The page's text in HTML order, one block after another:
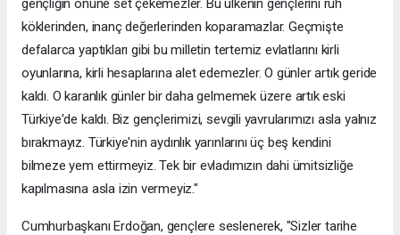
gençliğin önüne set çekemezler. Bu ülkenin gençlerini ruh
köklerinden, inanç değerlerinden koparamazlar. Geçmişte
defalarca yaptıkları gibi bu milletin tertemiz evlatlarını kirli
oyunlarına, kirli hesaplarına alet edemezler. O günler artık geride
kaldı. O karanlık günler bir daha gelmemek üzere artık eski
Türkiye'de kaldı. Biz gençlerimizi, sevgili yavrularımızı asla yalnız
bırakmayız. Türkiye'nin aydınlık yarınlarını üç beş kendini
bilmeze yem ettirmeyiz. Tek bir evladımızın dahi ümitsizliğe
kapılmasına asla izin vermeyiz."
Cumhurbaşkanı Erdoğan, gençlere seslenerek, "Sizler tarihe